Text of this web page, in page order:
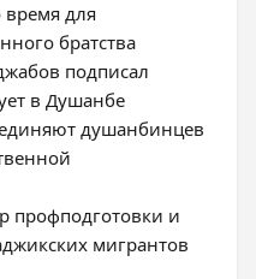
время для
братства
подписал
в Душанбе
душанбинцев
профподготовки и
мигрантов